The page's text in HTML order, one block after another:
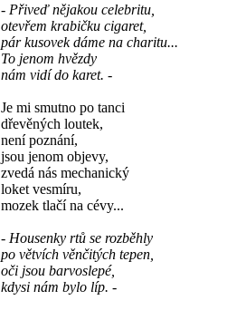
- Přiveď nějakou celebritu,
otevřem krabičku cigaret,
pár kusovek dáme na charitu...
To jenom hvězdy
nám vidí do karet. -
Je mi smutno po tanci
dřevěných loutek,
není poznání,
jsou jenom objevy,
zvedá nás mechanický
loket vesmíru,
mozek tlačí na cévy...
- Housenky rtů se rozběhly
po větvích věnčitých tepen,
oči jsou barvoslepé,
kdysi nám bylo líp. -